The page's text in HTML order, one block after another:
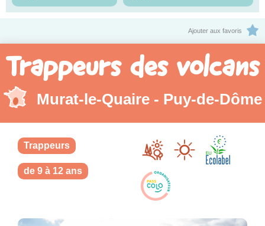
Ajouter aux favoris
Trappeurs des volcans
Murat-le-Quaire - Puy-de-Dôme
Trappeurs
de 9 à 12 ans